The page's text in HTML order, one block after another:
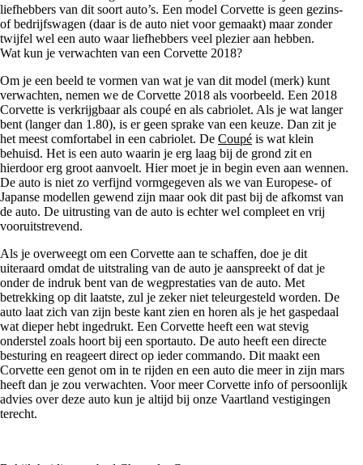
liefhebbers van dit soort auto’s. Een model Corvette is geen gezins-
of bedrijfswagen (daar is de auto niet voor gemaakt) maar zonder
twijfel wel een auto waar liefhebbers veel plezier aan hebben.
Wat kun je verwachten van een Corvette 2018?
Om je een beeld te vormen van wat je van dit model (merk) kunt
verwachten, nemen we de Corvette 2018 als voorbeeld. Een 2018
Corvette is verkrijgbaar als coupé en als cabriolet. Als je wat langer
bent (langer dan 1.80), is er geen sprake van een keuze. Dan zit je
het meest comfortabel in een cabriolet. De Coupé is wat klein
behuisd. Het is een auto waarin je erg laag bij de grond zit en
hierdoor erg groot aanvoelt. Hier moet je in begin even aan wennen.
De auto is niet zo verfijnd vormgegeven als we van Europese- of
Japanse modellen gewend zijn maar ook dit past bij de afkomst van
de auto. De uitrusting van de auto is echter wel compleet en vrij
vooruitstrevend.
Als je overweegt om een Corvette aan te schaffen, doe je dit
uiteraard omdat de uitstraling van de auto je aanspreekt of dat je
onder de indruk bent van de wegprestaties van de auto. Met
betrekking op dit laatste, zul je zeker niet teleurgesteld worden. De
auto laat zich van zijn beste kant zien en horen als je het gaspedaal
wat dieper hebt ingedrukt. Een Corvette heeft een wat stevig
onderstel zoals hoort bij een sportauto. De auto heeft een directe
besturing en reageert direct op ieder commando. Dit maakt een
Corvette een genot om in te rijden en een auto die meer in zijn mars
heeft dan je zou verwachten. Voor meer Corvette info of persoonlijk
advies over deze auto kun je altijd bij onze Vaartland vestigingen
terecht.